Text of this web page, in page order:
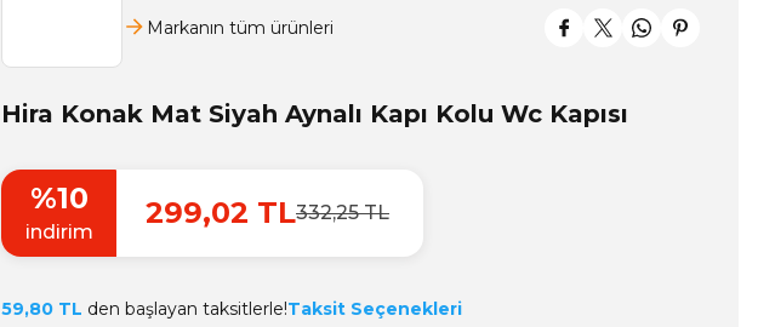
Markanın tüm ürünleri
Hira Konak Mat Siyah Aynalı Kapı Kolu Wc Kapısı
%10
indirim
299,02 TL332,25 TL
59,80 TL den başlayan taksitlerle!Taksit Seçenekleri